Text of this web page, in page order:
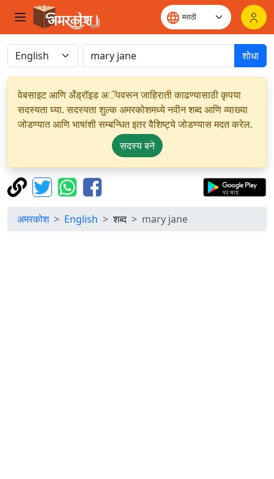
शोधा
वेबसाइट आणि अँड्रॉइड अॅपवरून जाहिराती काढण्यासाठी कृपया
सदस्यता घ्या. सदस्यता शुल्क अमरकोशमध्ये नवीन शब्द आणि व्याख्या
जोडण्यात आणि भाषांशी सम्बन्धित इतर वैशिष्ट्ये जोडण्यास मदत करेल.
सदस्य बने
अमरकोश English शब्द mary jane